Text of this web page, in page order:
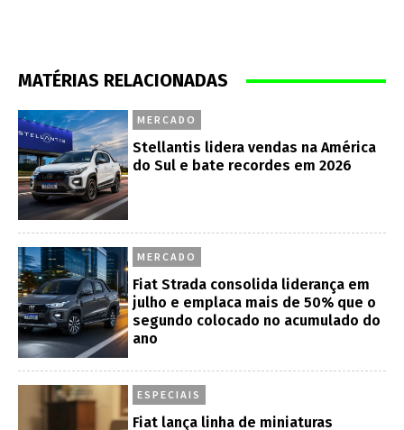
MATÉRIAS RELACIONADAS
MERCADO
Stellantis lidera vendas na América
do Sul e bate recordes em 2026
MERCADO
Fiat Strada consolida liderança em
julho e emplaca mais de 50% que o
segundo colocado no acumulado do
ano
ESPECIAIS
Fiat lança linha de miniaturas